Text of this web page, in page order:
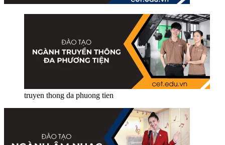
truyen thong da phuong tien